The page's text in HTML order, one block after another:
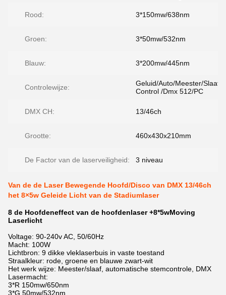
Rood: 3*150mw/638nm
Groen: 3*50mw/532nm
Blauw: 3*200mw/445nm
Controlewijze:
Geluid/Auto/Meester/Slaaf
Control /Dmx 512/PC
DMX CH: 13/46ch
Grootte: 460x430x210mm
De Factor van de laserveiligheid: 3 niveau
Van de de Laser Bewegende Hoofd/Disco van DMX 13/46ch
het 8×5w Geleide Licht van de Stadiumlaser
8 de Hoofdeneffect van de hoofdenlaser +8*5wMoving
Laserlicht
Voltage: 90-240v AC, 50/60Hz
Macht: 100W
Lichtbron: 9 dikke vleklaserbuis in vaste toestand
Straalkleur: rode, groene en blauwe zwart-wit
Het werk wijze: Meester/slaaf, automatische stemcontrole, DMX
Lasermacht:
3*R 150mw/650nm
3*G 50mw/532nm